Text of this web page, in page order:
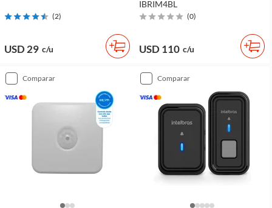
(2)
USD 29 c/u
IBRIM4BL
(0)
USD 110 c/u
comparar comparar